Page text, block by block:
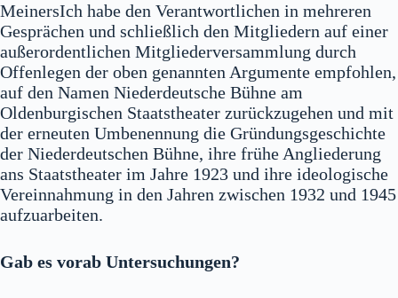
MeinersIch habe den Verantwortlichen in mehreren
Gesprächen und schließlich den Mitgliedern auf einer
außerordentlichen Mitgliederversammlung durch
Offenlegen der oben genannten Argumente empfohlen,
auf den Namen Niederdeutsche Bühne am
Oldenburgischen Staatstheater zurückzugehen und mit
der erneuten Umbenennung die Gründungsgeschichte
der Niederdeutschen Bühne, ihre frühe Angliederung
ans Staatstheater im Jahre 1923 und ihre ideologische
Vereinnahmung in den Jahren zwischen 1932 und 1945
aufzuarbeiten.
Gab es vorab Untersuchungen?